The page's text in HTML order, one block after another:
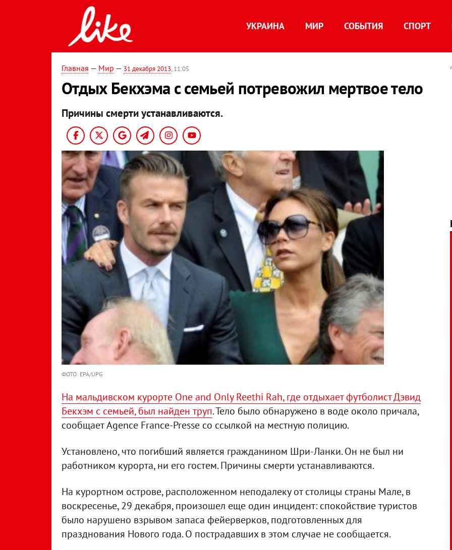
УКРАИНА МИР СОБЫТИЯ СПОРТ
Главная — Мир — 31 декабря 2013, 11:05
Отдых Бекхэма с семьей потревожил мертвое тело
Причины смерти устанавливаются.
ФОТО: EPA/UPG
На мальдивском курорте One and Only Reethi Rah, где отдыхает футболист Дэвид
Бекхэм с семьей, был найден труп. Тело было обнаружено в воде около причала,
сообщает Agence France-Presse со ссылкой на местную полицию.
Установлено, что погибший является гражданином Шри-Ланки. Он не был ни
работником курорта, ни его гостем. Причины смерти устанавливаются.
На курортном острове, расположенном неподалеку от столицы страны Мале, в
воскресенье, 29 декабря, произошел еще один инцидент: спокойствие туристов
было нарушено взрывом запаса фейерверков, подготовленных для
празднования Нового года. О пострадавших в этом случае не сообщается.